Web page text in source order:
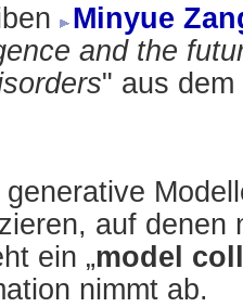
Minyue
and the
" aus
generative
auf denen
ein „model
nimmt ab.